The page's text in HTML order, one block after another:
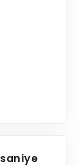
saniye